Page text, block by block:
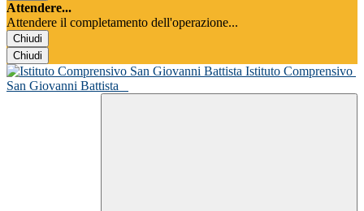
Attendere...
Attendere il completamento dell'operazione...
Chiudi
Chiudi
Istituto Comprensivo
San Giovanni Battista